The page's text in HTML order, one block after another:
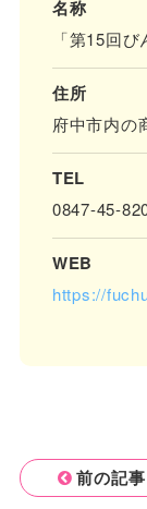
名称
「第15回
住所
府中市内の
TEL
0847-45-
WEB
https://
前の記事